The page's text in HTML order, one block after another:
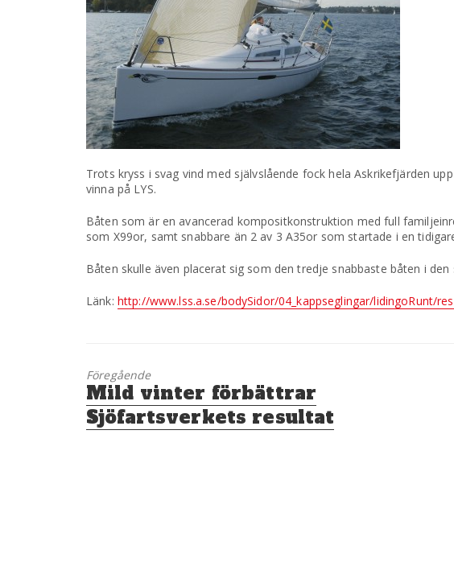
Trots kryss i svag vind med självslående fock hela Askrikefjärden
vinna på LYS.
Båten som är en avancerad kompositkonstruktion med full
som X99or, samt snabbare än 2 av 3 A35or som startade i en
Båten skulle även placerat sig som den tredje snabbaste båten i den
Länk: http://www.lss.a.se/bodySidor/04_kappseglingar/lidingoRunt/
Föregående
Föregående
inlägg:
Mild vinter förbättrar
Sjöfartsverkets resultat